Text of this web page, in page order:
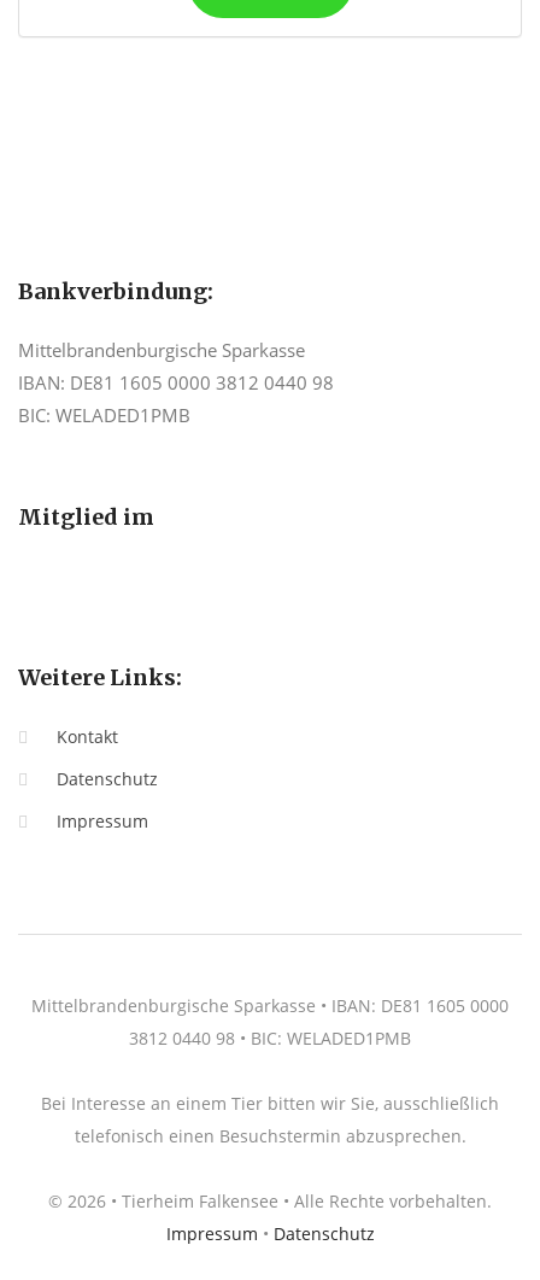
Bankverbindung:
Mittelbrandenburgische Sparkasse
IBAN: DE81 1605 0000 3812 0440 98
BIC: WELADED1PMB
Mitglied im
Weitere Links:
Kontakt
Datenschutz
Impressum
Mittelbrandenburgische Sparkasse • IBAN: DE81 1605 0000
3812 0440 98 • BIC: WELADED1PMB
Bei Interesse an einem Tier bitten wir Sie, ausschließlich
telefonisch einen Besuchstermin abzusprechen.
© 2026 • Tierheim Falkensee • Alle Rechte vorbehalten.
Impressum • Datenschutz